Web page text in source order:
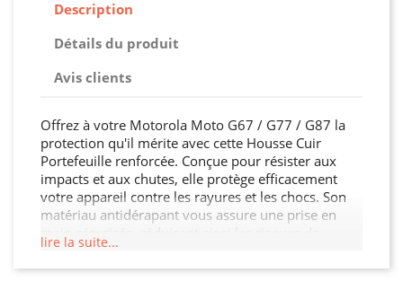
Description
Détails du produit
Avis clients
Offrez à votre Motorola Moto G67 / G77 / G87 la
protection qu'il mérite avec cette Housse Cuir
Portefeuille renforcée. Conçue pour résister aux
impacts et aux chutes, elle protège efficacement
votre appareil contre les rayures et les chocs. Son
matériau antidérapant vous assure une prise en
glissement. Avec son design élégant et ses
découpes précises, cette Housse Cuir Portefeuille
lire la suite...